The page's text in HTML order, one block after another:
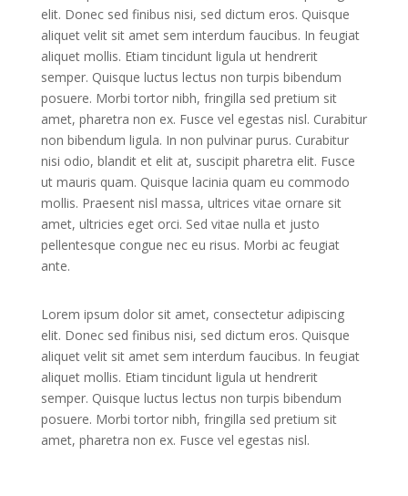
elit. Donec sed finibus nisi, sed dictum eros. Quisque
aliquet velit sit amet sem interdum faucibus. In feugiat
aliquet mollis. Etiam tincidunt ligula ut hendrerit
semper. Quisque luctus lectus non turpis bibendum
posuere. Morbi tortor nibh, fringilla sed pretium sit
amet, pharetra non ex. Fusce vel egestas nisl. Curabitur
non bibendum ligula. In non pulvinar purus. Curabitur
nisi odio, blandit et elit at, suscipit pharetra elit. Fusce
ut mauris quam. Quisque lacinia quam eu commodo
mollis. Praesent nisl massa, ultrices vitae ornare sit
amet, ultricies eget orci. Sed vitae nulla et justo
pellentesque congue nec eu risus. Morbi ac feugiat
ante.
Lorem ipsum dolor sit amet, consectetur adipiscing
elit. Donec sed finibus nisi, sed dictum eros. Quisque
aliquet velit sit amet sem interdum faucibus. In feugiat
aliquet mollis. Etiam tincidunt ligula ut hendrerit
semper. Quisque luctus lectus non turpis bibendum
posuere. Morbi tortor nibh, fringilla sed pretium sit
amet, pharetra non ex. Fusce vel egestas nisl.